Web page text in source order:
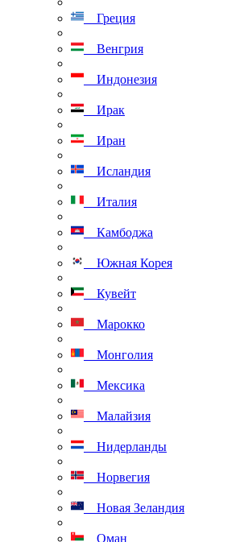
Греция
Венгрия
Индонезия
Ирак
Иран
Исландия
Италия
Камбоджа
Южная Корея
Кувейт
Марокко
Монголия
Мексика
Малайзия
Нидерланды
Норвегия
Новая Зеландия
Оман